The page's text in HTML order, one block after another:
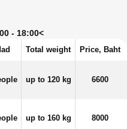
- 18:00<
Total weight Price, Baht
up to 120 kg 6600
up to 160 kg 8000